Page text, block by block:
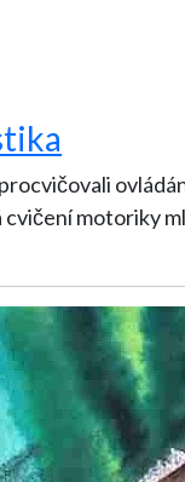
motoriky